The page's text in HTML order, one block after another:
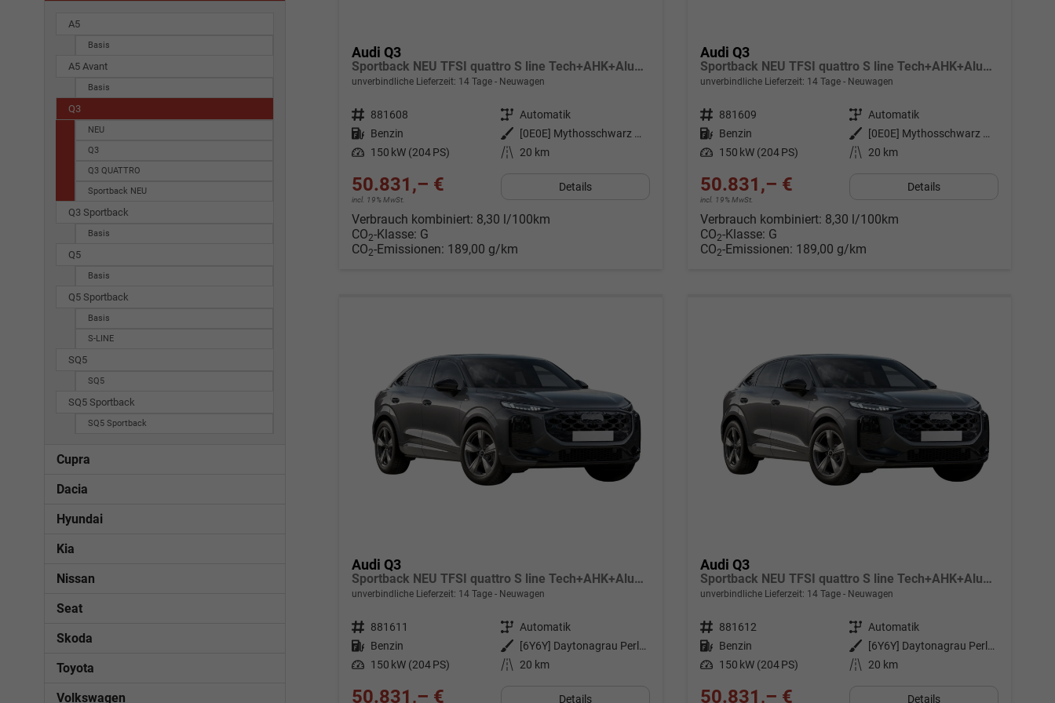
Audi Q3
Sportback NEU TFSI quattro S line Tech+AHK+Alu19+LEDplus+KlimaPlus+ExtSchwarz
unverbindliche Lieferzeit: 14 Tage Neuwagen
Fahrzeugnr. 881608 Getriebe Automatik
Kraftstoff Benzin Außenfarbe
[0E0E] Mythosschwarz Metallic
Leistung 150 kW (204 PS) Kilometerstand 20 km
50.831,– €
incl. 19% MwSt.
Details
Verbrauch kombiniert: 8,30 l/100km
CO2-Klasse: G
CO2-Emissionen: 189,00 g/km
Audi Q3
Sportback NEU TFSI quattro S line Tech+AHK+Alu19+LEDplus+KlimaPlus+ExtSchwarz
unverbindliche Lieferzeit: 14 Tage Neuwagen
Fahrzeugnr. 881609 Getriebe Automatik
Kraftstoff Benzin Außenfarbe
[0E0E] Mythosschwarz Metallic
Leistung 150 kW (204 PS) Kilometerstand 20 km
50.831,– €
incl. 19% MwSt.
Details
Verbrauch kombiniert: 8,30 l/100km
CO2-Klasse: G
CO2-Emissionen: 189,00 g/km
Audi Q3
Sportback NEU TFSI quattro S line Tech+AHK+Alu19+LEDplus+KlimaPlus+ExtSchwarz
unverbindliche Lieferzeit: 14 Tage Neuwagen
Fahrzeugnr. 881611 Getriebe Automatik
Kraftstoff Benzin Außenfarbe
[6Y6Y] Daytonagrau Perleffekt
Leistung 150 kW (204 PS) Kilometerstand 20 km
50.831,– € Details
Audi Q3
Sportback NEU TFSI quattro S line Tech+AHK+Alu19+LEDplus+KlimaPlus+ExtSchwarz
unverbindliche Lieferzeit: 14 Tage Neuwagen
Fahrzeugnr. 881612 Getriebe Automatik
Kraftstoff Benzin Außenfarbe
[6Y6Y] Daytonagrau Perleffekt
Leistung 150 kW (204 PS) Kilometerstand 20 km
50.831,– € Details
A5
Basis
A5 Avant
Basis
Q3
NEU
Q3
Q3 QUATTRO
Sportback NEU
Q3 Sportback
Basis
Q5
Basis
Q5 Sportback
Basis
S-LINE
SQ5
SQ5
SQ5 Sportback
SQ5 Sportback
Cupra
Dacia
Hyundai
Kia
Nissan
Seat
Skoda
Toyota
Volkswagen